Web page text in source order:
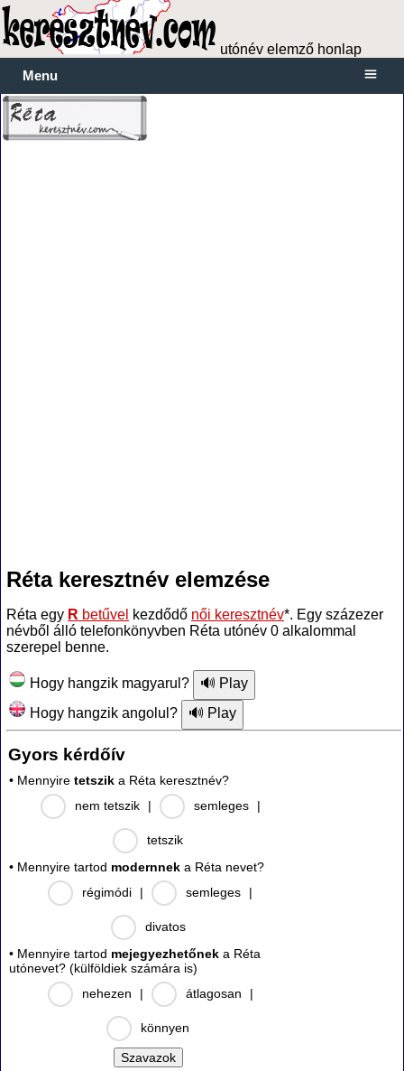
utónév elemző honlap
Menu
Réta keresztnév elemzése
Réta egy R betűvel kezdődő női keresztnév*. Egy százezer
névből álló telefonkönyvben Réta utónév 0 alkalommal
szerepel benne.
Hogy hangzik magyarul?
Hogy hangzik angolul?
Gyors kérdőív
• Mennyire tetszik a Réta keresztnév?
nem tetszik
| semleges |
tetszik
• Mennyire tartod modernnek a Réta nevet?
régimódi
| semleges |
divatos
• Mennyire tartod mejegyezhetőnek a Réta
utónevet? (külföldiek számára is)
nehezen
| átlagosan |
könnyen